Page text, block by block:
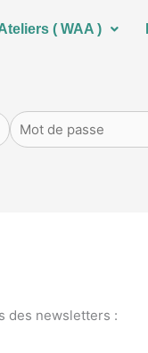
( WAA )
des newsletters :